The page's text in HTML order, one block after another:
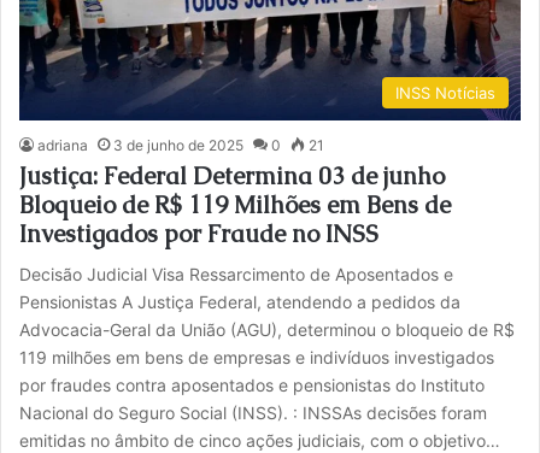
INSS Notícias
adriana 3 de junho de 2025 0 21
Justiça: Federal Determina 03 de junho
Bloqueio de R$ 119 Milhões em Bens de
Investigados por Fraude no INSS
Decisão Judicial Visa Ressarcimento de Aposentados e
Pensionistas A Justiça Federal, atendendo a pedidos da
Advocacia-Geral da União (AGU), determinou o bloqueio de R$
119 milhões em bens de empresas e indivíduos investigados
por fraudes contra aposentados e pensionistas do Instituto
Nacional do Seguro Social (INSS). : INSSAs decisões foram
emitidas no âmbito de cinco ações judiciais, com o objetivo…